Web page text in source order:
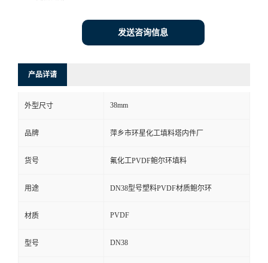
发送咨询信息
产品详请
外型尺寸 38mm
品牌 萍乡市环星化工填料塔内件厂
货号 氟化工PVDF鲍尔环填料
用途 DN38型号塑料PVDF材质鲍尔环
材质 PVDF
型号 DN38